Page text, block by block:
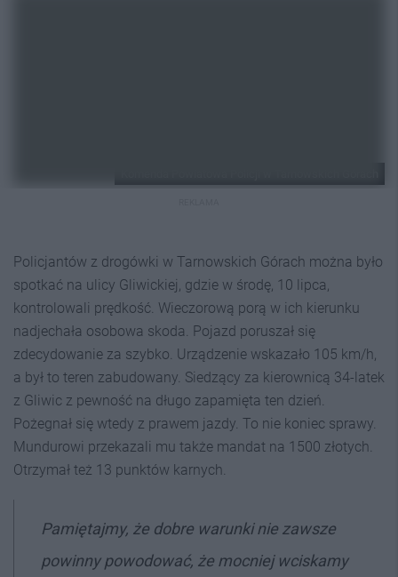
Policjantów z drogówki w Tarnowskich Górach można było
spotkać na ulicy Gliwickiej, gdzie w środę, 10 lipca,
kontrolowali prędkość. Wieczorową porą w ich kierunku
nadjechała osobowa skoda. Pojazd poruszał się
zdecydowanie za szybko. Urządzenie wskazało 105 km/h,
a był to teren zabudowany. Siedzący za kierownicą 34-latek
z Gliwic z pewność na długo zapamięta ten dzień.
Pożegnał się wtedy z prawem jazdy. To nie koniec sprawy.
Mundurowi przekazali mu także mandat na 1500 złotych.
Otrzymał też 13 punktów karnych.
Pamiętajmy, że dobre warunki nie zawsze
powinny powodować, że mocniej wciskamy